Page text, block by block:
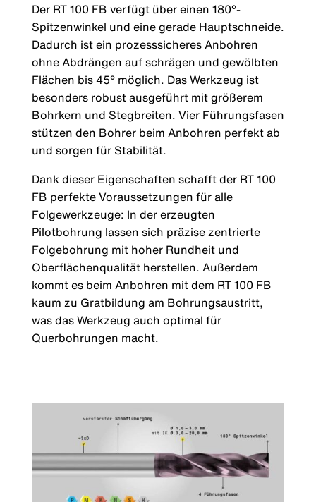
Der RT 100 FB verfügt über einen 180°-
Spitzenwinkel und eine gerade Hauptschneide.
Dadurch ist ein prozesssicheres Anbohren
ohne Abdrängen auf schrägen und gewölbten
Flächen bis 45° möglich. Das Werkzeug ist
besonders robust ausgeführt mit größerem
Bohrkern und Stegbreiten. Vier Führungsfasen
stützen den Bohrer beim Anbohren perfekt ab
und sorgen für Stabilität.
Dank dieser Eigenschaften schafft der RT 100
FB perfekte Voraussetzungen für alle
Folgewerkzeuge: In der erzeugten
Pilotbohrung lassen sich präzise zentrierte
Folgebohrung mit hoher Rundheit und
Oberflächenqualität herstellen. Außerdem
kommt es beim Anbohren mit dem RT 100 FB
kaum zu Gratbildung am Bohrungsaustritt,
was das Werkzeug auch optimal für
Querbohrungen macht.